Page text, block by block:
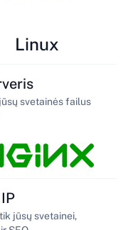
Linux
svetainės failus
jūsų svetainei,